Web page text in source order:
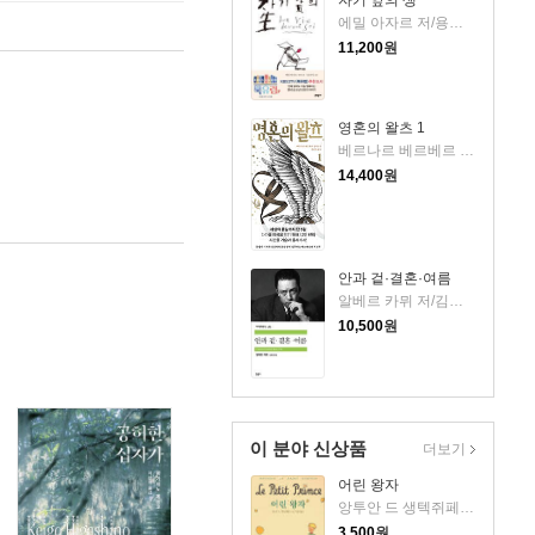
에밀 아자르 저/용경식 역
11,200원
영혼의 왈츠 1
베르나르 베르베르 저/전미연 역
14,400원
안과 겉·결혼·여름
알베르 카뮈 저/김화영 역
10,500원
이 분야 신상품
어린 왕자
앙투안 드 생텍쥐페리 저/김설아 역
더보기